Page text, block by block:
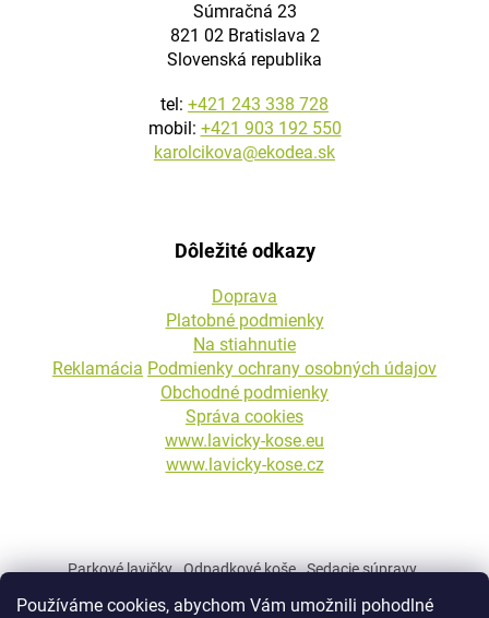
Používáme cookies, abychom Vám umožnili pohodlné
Súmračná 23
821 02 Bratislava 2
Slovenská republika
tel: +421 243 338 728
mobil: +421 903 192 550
karolcikova@ekodea.sk
Dôležité odkazy
Doprava
Platobné podmienky
Na stiahnutie
Reklamácia Podmienky ochrany osobných údajov
Obchodné podmienky
Správa cookies
www.lavicky-kose.eu
www.lavicky-kose.cz
Parkové lavičky Odpadkové koše
Sedacie súpravy
Mestský a parkový mobiliár